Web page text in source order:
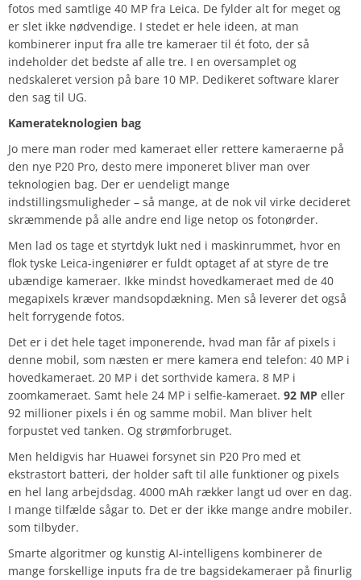
fotos med samtlige 40 MP fra Leica. De fylder alt for meget og
er slet ikke nødvendige. I stedet er hele ideen, at man
kombinerer input fra alle tre kameraer til ét foto, der så
indeholder det bedste af alle tre. I en oversamplet og
nedskaleret version på bare 10 MP. Dedikeret software klarer
den sag til UG.
Kamerateknologien bag
Jo mere man roder med kameraet eller rettere kameraerne på
den nye P20 Pro, desto mere imponeret bliver man over
teknologien bag. Der er uendeligt mange
indstillingsmuligheder – så mange, at de nok vil virke decideret
skræmmende på alle andre end lige netop os fotonørder.
Men lad os tage et styrtdyk lukt ned i maskinrummet, hvor en
flok tyske Leica-ingeniører er fuldt optaget af at styre de tre
ubændige kameraer. Ikke mindst hovedkameraet med de 40
megapixels kræver mandsopdækning. Men så leverer det også
helt forrygende fotos.
Det er i det hele taget imponerende, hvad man får af pixels i
denne mobil, som næsten er mere kamera end telefon: 40 MP i
hovedkameraet. 20 MP i det sorthvide kamera. 8 MP i
zoomkameraet. Samt hele 24 MP i selfie-kameraet. 92 MP eller
92 millioner pixels i én og samme mobil. Man bliver helt
forpustet ved tanken. Og strømforbruget.
Men heldigvis har Huawei forsynet sin P20 Pro med et
ekstrastort batteri, der holder saft til alle funktioner og pixels
en hel lang arbejdsdag. 4000 mAh rækker langt ud over en dag.
I mange tilfælde sågar to. Det er der ikke mange andre mobiler.
som tilbyder.
Smarte algoritmer og kunstig AI-intelligens kombinerer de
mange forskellige inputs fra de tre bagsidekameraer på finurlig